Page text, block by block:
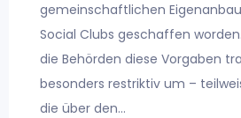
gemeinschaftlichen
Social Clubs geschaffen
die Behörden diese Vorgaben
besonders restriktiv um –
die über den…